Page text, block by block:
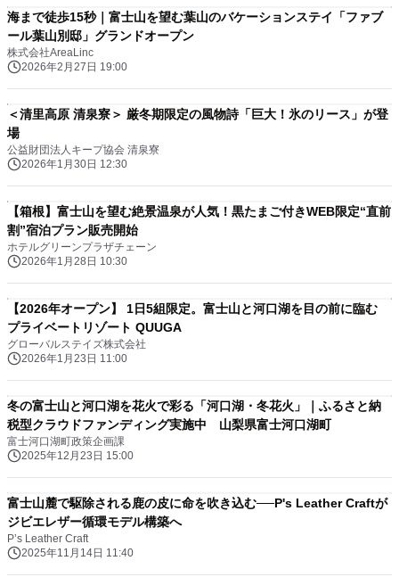
海まで徒歩15秒｜富士山を望む葉山のバケーションステイ「ファブ
ール葉山別邸」グランドオープン
株式会社AreaLinc
2026年2月27日 19:00
＜清里高原 清泉寮＞ 厳冬期限定の風物詩「巨大！氷のリース」が登
場
公益財団法人キープ協会 清泉寮
2026年1月30日 12:30
【箱根】富士山を望む絶景温泉が人気！黒たまご付きWEB限定“直前
割”宿泊プラン販売開始
ホテルグリーンプラザチェーン
2026年1月28日 10:30
【2026年オープン】 1日5組限定。富士山と河口湖を目の前に臨む
プライベートリゾート QUUGA
グローバルステイズ株式会社
2026年1月23日 11:00
冬の富士山と河口湖を花火で彩る「河口湖・冬花火」｜ふるさと納
税型クラウドファンディング実施中 山梨県富士河口湖町
富士河口湖町政策企画課
2025年12月23日 15:00
富士山麓で駆除される鹿の皮に命を吹き込む──P's Leather Craftが
ジビエレザー循環モデル構築へ
P’s Leather Craft
2025年11月14日 11:40